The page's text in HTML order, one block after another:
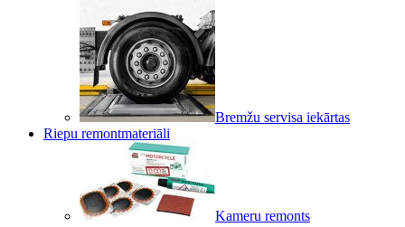
Bremžu servisa iekārtas
Riepu remontmateriāli
Kameru remonts